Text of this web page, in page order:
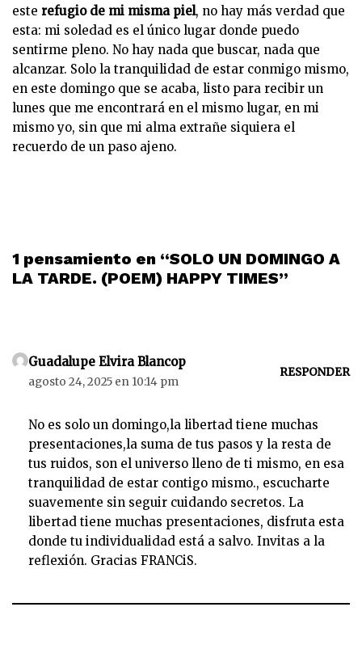
este refugio de mi misma piel, no hay más verdad que
esta: mi soledad es el único lugar donde puedo
sentirme pleno. No hay nada que buscar, nada que
alcanzar. Solo la tranquilidad de estar conmigo mismo,
en este domingo que se acaba, listo para recibir un
lunes que me encontrará en el mismo lugar, en mi
mismo yo, sin que mi alma extrañe siquiera el
recuerdo de un paso ajeno.
1 pensamiento en “SOLO UN DOMINGO A
LA TARDE. (POEM) HAPPY TIMES”
Guadalupe Elvira Blancop
agosto 24, 2025 en 10:14 pm
RESPONDER
No es solo un domingo,la libertad tiene muchas
presentaciones,la suma de tus pasos y la resta de
tus ruidos, son el universo lleno de ti mismo, en esa
tranquilidad de estar contigo mismo., escucharte
suavemente sin seguir cuidando secretos. La
libertad tiene muchas presentaciones, disfruta esta
donde tu individualidad está a salvo. Invitas a la
reflexión. Gracias FRANCiS.